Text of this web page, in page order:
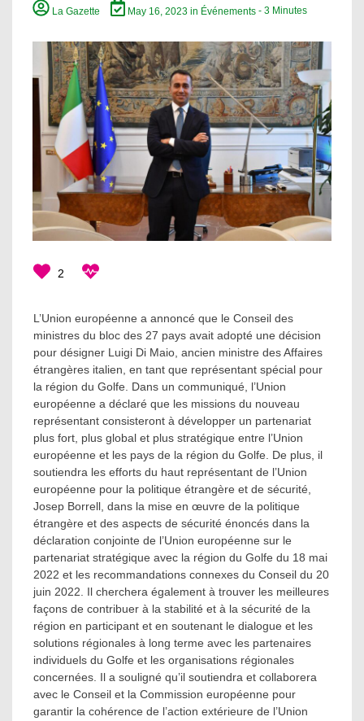
La Gazette May 16, 2023in Événements - 3 Minutes
2
L’Union européenne a annoncé que le Conseil des
ministres du bloc des 27 pays avait adopté une décision
pour désigner Luigi Di Maio, ancien ministre des Affaires
étrangères italien, en tant que représentant spécial pour
la région du Golfe. Dans un communiqué, l’Union
européenne a déclaré que les missions du nouveau
représentant consisteront à développer un partenariat
plus fort, plus global et plus stratégique entre l’Union
européenne et les pays de la région du Golfe. De plus, il
soutiendra les efforts du haut représentant de l’Union
européenne pour la politique étrangère et de sécurité,
Josep Borrell, dans la mise en œuvre de la politique
étrangère et des aspects de sécurité énoncés dans la
déclaration conjointe de l’Union européenne sur le
partenariat stratégique avec la région du Golfe du 18 mai
2022 et les recommandations connexes du Conseil du 20
juin 2022. Il cherchera également à trouver les meilleures
façons de contribuer à la stabilité et à la sécurité de la
région en participant et en soutenant le dialogue et les
solutions régionales à long terme avec les partenaires
individuels du Golfe et les organisations régionales
concernées. Il a souligné qu’il soutiendra et collaborera
avec le Conseil et la Commission européenne pour
garantir la cohérence de l’action extérieure de l’Union